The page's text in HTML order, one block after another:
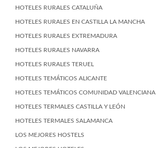
HOTELES RURALES CATALUÑA
HOTELES RURALES EN CASTILLA LA MANCHA
HOTELES RURALES EXTREMADURA
HOTELES RURALES NAVARRA
HOTELES RURALES TERUEL
HOTELES TEMÁTICOS ALICANTE
HOTELES TEMÁTICOS COMUNIDAD VALENCIANA
HOTELES TERMALES CASTILLA Y LEÓN
HOTELES TERMALES SALAMANCA
LOS MEJORES HOSTELS